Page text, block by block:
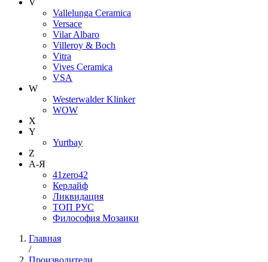
Vallelunga Ceramica
Versace
Vilar Albaro
Villeroy & Boch
Vitra
Vives Ceramica
VSA
W
Westerwalder Klinker
WOW
X
Y
Yurtbay
Z
А-Я
41zero42
Керлайф
Ликвидация
ТОП РУС
Философия Мозаики
Главная
/
Производители